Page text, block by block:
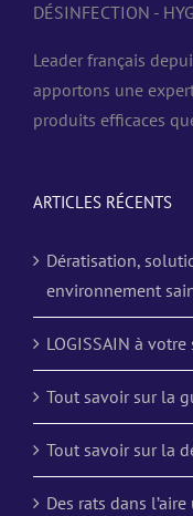
DÉSINFECTION -
Leader français
apportons une
produits efficaces
ARTICLES RÉCENTS
Dératisation,
environnement
LOGISSAIN à
Tout savoir sur la
Tout savoir sur la
Des rats dans